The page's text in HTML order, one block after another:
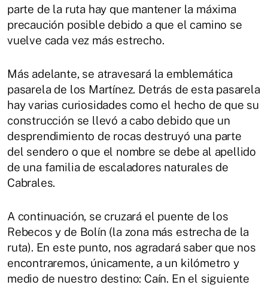
parte de la ruta hay que mantener la máxima
precaución posible debido a que el camino se
vuelve cada vez más estrecho.
Más adelante, se atravesará la emblemática
pasarela de los Martínez. Detrás de esta pasarela
hay varias curiosidades como el hecho de que su
construcción se llevó a cabo debido que un
desprendimiento de rocas destruyó una parte
del sendero o que el nombre se debe al apellido
de una familia de escaladores naturales de
Cabrales.
A continuación, se cruzará el puente de los
Rebecos y de Bolín (la zona más estrecha de la
ruta). En este punto, nos agradará saber que nos
encontraremos, únicamente, a un kilómetro y
medio de nuestro destino: Caín. En el siguiente